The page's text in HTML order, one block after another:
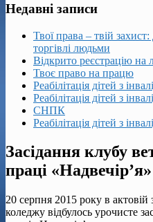
Недавні записи
Твої права – твій
торгівлі людьми
Відкрито реєстрацію на
Твоє право на працю
Реабілітація дітей з
Реабілітація дітей з
СНПК
Реабілітація дітей з
Засідання клубу
праці «Надвечір’я»
20 серпня 2015 року в
коледжу відбулось урочисте